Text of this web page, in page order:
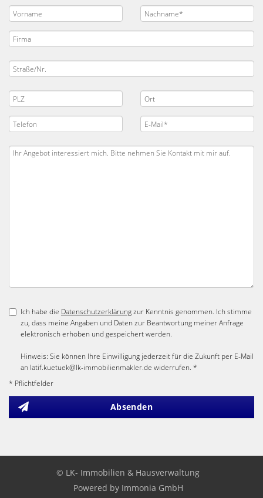
Ich habe die Datenschutzerklärungzur Kenntnis genommen. Ich stimme
zu, dass meine Angaben und Daten zur Beantwortung meiner Anfrage
elektronisch erhoben und gespeichert werden.
Hinweis: Sie können Ihre Einwilligung jederzeit für die Zukunft per E-Mail
an latif.kuetuek@lk-immobilienmakler.de widerrufen. *
* Pflichtfelder
Absenden
© LK- Immobilien & Hausverwaltung
Powered by Immonia GmbH